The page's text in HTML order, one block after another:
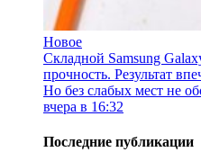
Новое
Складной Samsung
прочность. Результат
Но без слабых мест не
вчера в 16:32
Последние публикации